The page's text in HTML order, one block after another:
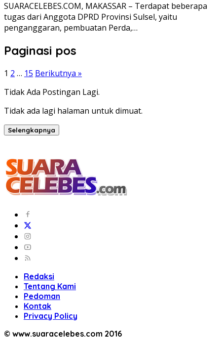
SUARACELEBES.COM, MAKASSAR – Terdapat beberapa
tugas dari Anggota DPRD Provinsi Sulsel, yaitu
penganggaran, pembuatan Perda,…
Paginasi pos
1 2 … 15 Berikutnya »
Tidak Ada Postingan Lagi.
Tidak ada lagi halaman untuk dimuat.
Selengkapnya
Redaksi
Tentang Kami
Pedoman
Kontak
Privacy Policy
© www.suaracelebes.com 2016